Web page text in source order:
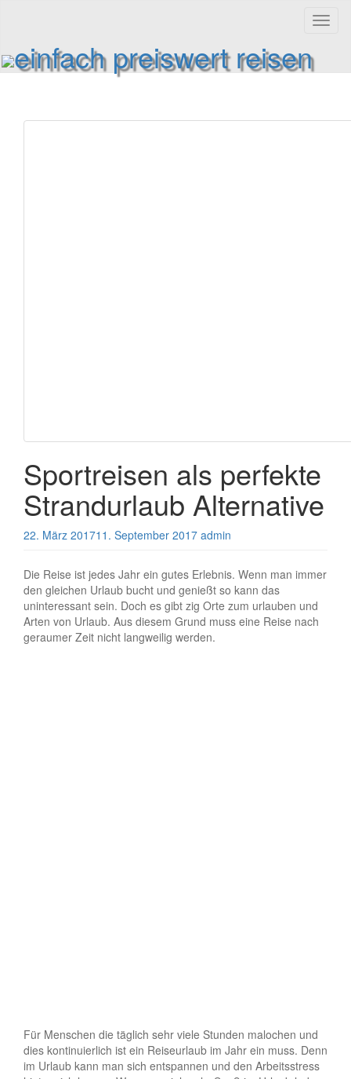
einfach preiswert reisen
Reiseinformationen und Reisetipps
Sportreisen als perfekte
Strandurlaub Alternative
22. März 201711. September 2017 admin
Die Reise ist jedes Jahr ein gutes Erlebnis. Wenn man immer
den gleichen Urlaub bucht und genießt so kann das
uninteressant sein. Doch es gibt zig Orte zum urlauben und
Arten von Urlaub. Aus diesem Grund muss eine Reise nach
geraumer Zeit nicht langweilig werden.
Für Menschen die täglich sehr viele Stunden malochen und
dies kontinuierlich ist ein Reiseurlaub im Jahr ein muss. Denn
im Urlaub kann man sich entspannen und den Arbeitsstress